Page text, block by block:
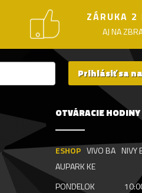
ZÁRUKA 2
AJ NA
Prihlásiť sa
OTVÁRACIE HODINY
ESHOP VIVO BA NIVY
AUPARK KE
PONDELOK